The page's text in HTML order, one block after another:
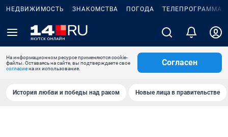
НЕДВИЖИМОСТЬ ЗНАКОМСТВА ПОГОДА ТЕЛЕПРОГРАММА
На информационном ресурсе применяются cookie-
файлы. Оставаясь на сайте, вы подтверждаете свое
согласиена их использование.
Согласен
История любви и победы над раком Новые лица в правительстве